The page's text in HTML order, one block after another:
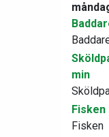
min
Fisken
Fisken